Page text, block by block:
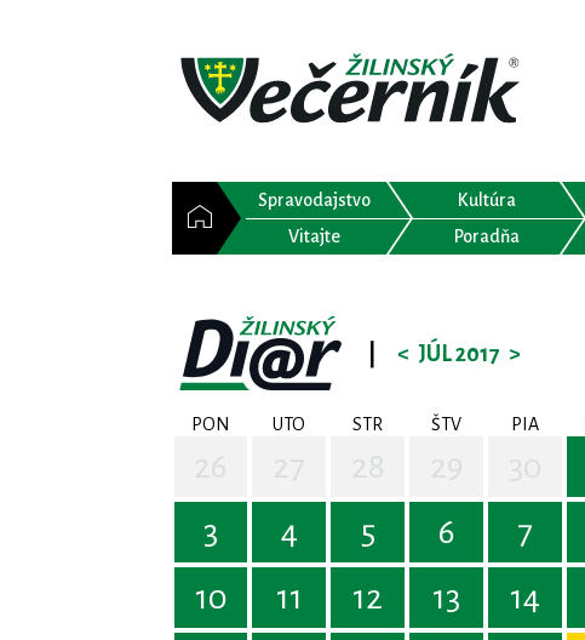
Spravodajstvo Kultúra
Vitajte
Poradňa
< JÚL 2017 >
PON UTO STR ŠTV PIA
3
4 5 6 7
10
11 12 13 14